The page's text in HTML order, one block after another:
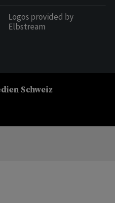
Logos provided by
Elbstream
Schweiz